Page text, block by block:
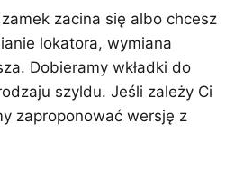
zacina się albo chcesz
lokatora, wymiana
Dobieramy wkładki do
szyldu. Jeśli zależy Ci
zaproponować wersję z